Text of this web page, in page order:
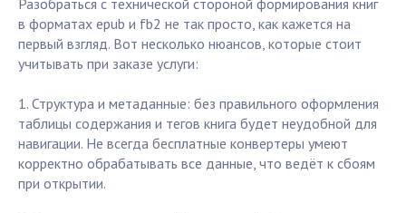
Разобраться с технической стороной формирования книг
в форматах epub и fb2 не так просто, как кажется на
первый взгляд. Вот несколько нюансов, которые стоит
учитывать при заказе услуги:
1. Структура и метаданные: без правильного оформления
таблицы содержания и тегов книга будет неудобной для
навигации. Не всегда бесплатные конвертеры умеют
корректно обрабатывать все данные, что ведёт к сбоям
при открытии.